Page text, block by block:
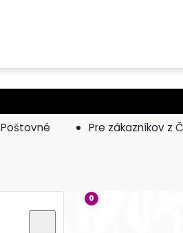
Poštovné Pre zákazníkov z
0